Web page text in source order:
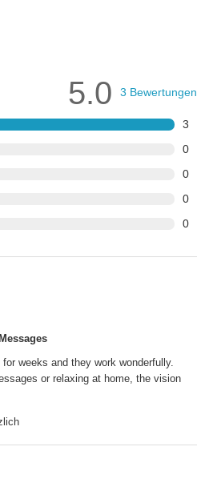
3
0
0
0
0
5.0 3 Bewertungen
weeks and they work wonderfully.
or relaxing at home, the vision